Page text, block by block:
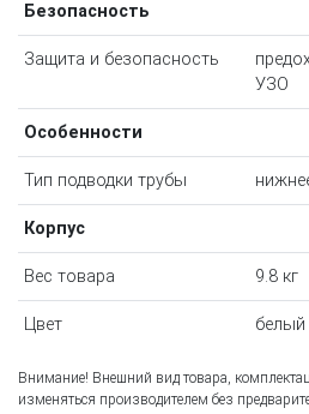
Безопасность
Защита и безопасность
УЗО
Особенности
Тип подводки трубы
Корпус
Вес товара 9.8 кг
Цвет белый
Внимание! Внешний вид товара,
изменяться производителем без